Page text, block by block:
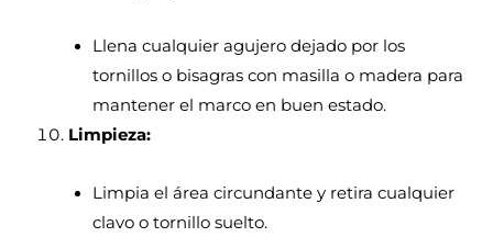
Llena cualquier agujero dejado por los
tornillos o bisagras con masilla o madera para
mantener el marco en buen estado.
Limpieza:
Limpia el área circundante y retira cualquier
clavo o tornillo suelto.